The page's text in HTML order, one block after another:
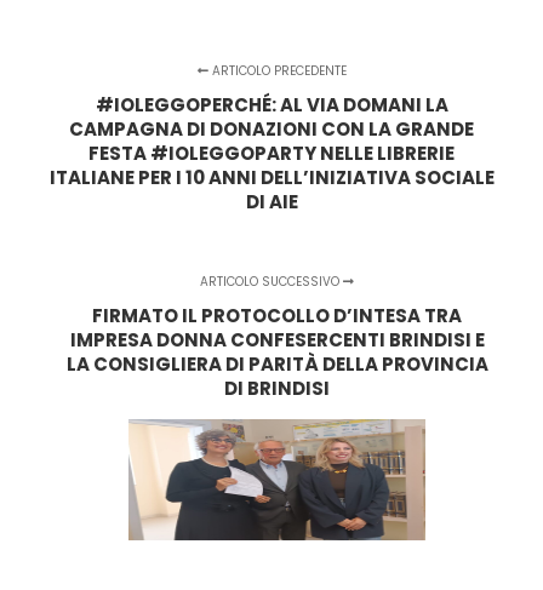
ARTICOLO PRECEDENTE
#IOLEGGOPERCHÉ: AL VIA DOMANI LA
CAMPAGNA DI DONAZIONI CON LA GRANDE
FESTA #IOLEGGOPARTY NELLE LIBRERIE
ITALIANE PER I 10 ANNI DELL’INIZIATIVA SOCIALE
DI AIE
ARTICOLO SUCCESSIVO
FIRMATO IL PROTOCOLLO D’INTESA TRA
IMPRESA DONNA CONFESERCENTI BRINDISI E
LA CONSIGLIERA DI PARITÀ DELLA PROVINCIA
DI BRINDISI